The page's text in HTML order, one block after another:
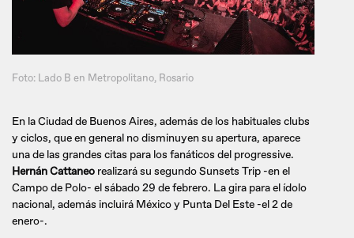
Foto: Lado B en Metropolitano, Rosario
En la Ciudad de Buenos Aires, además de los habituales clubs
y ciclos, que en general no disminuyen su apertura, aparece
una de las grandes citas para los fanáticos del progressive.
Hernán Cattaneo realizará su segundo Sunsets Trip -en el
Campo de Polo- el sábado 29 de febrero. La gira para el ídolo
nacional, además incluirá México y Punta Del Este -el 2 de
enero-.